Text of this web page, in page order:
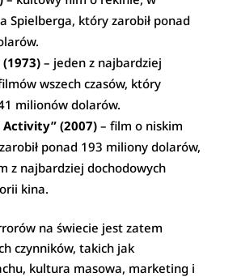
Spielberga, który zarobił ponad
(1973) – jeden z najbardziej
wszech czasów, który
milionów dolarów.
(2007) – film o niskim
ponad 193 miliony dolarów,
z najbardziej dochodowych
kina.
na świecie jest zatem
czynników, takich jak
kultura masowa, marketing i